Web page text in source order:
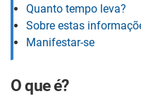
Quanto tempo leva?
Sobre estas
Manifestar-se
O que é?